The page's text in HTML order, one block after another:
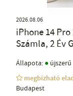
2026.08.06
iPhone 14
Számla, 2 Év
Állapota: ● újszerű
megbízható
Budapest